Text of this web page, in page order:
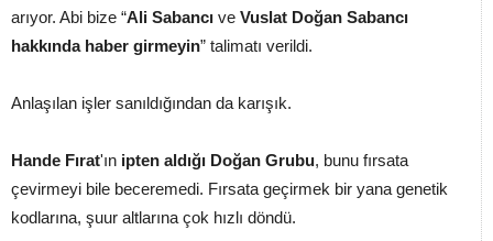
arıyor. Abi bize “Ali Sabancı ve Vuslat Doğan Sabancı
hakkında haber girmeyin” talimatı verildi.
Anlaşılan işler sanıldığından da karışık.
Hande Fırat'ın ipten aldığı Doğan Grubu, bunu fırsata
çevirmeyi bile beceremedi. Fırsata geçirmek bir yana genetik
kodlarına, şuur altlarına çok hızlı döndü.